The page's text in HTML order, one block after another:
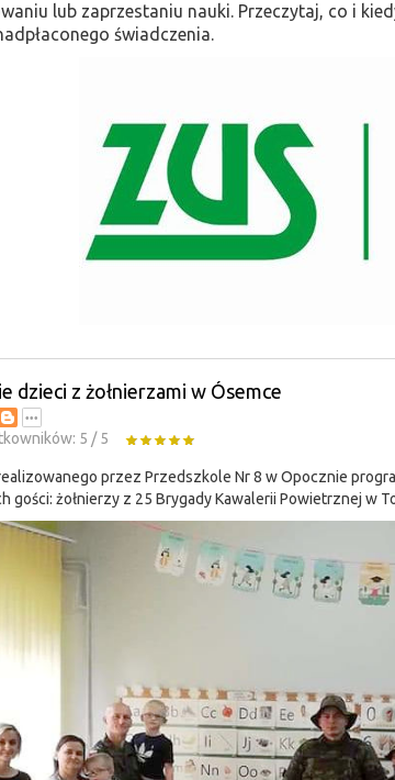
lub zaprzestaniu nauki. Przeczytaj, co i
świadczenia.
dzieci z żołnierzami w Ósemce
5 /5
przez Przedszkole Nr 8 w Opocznie
gości: żołnierzy z 25 Brygady Kawalerii Powietrznej w